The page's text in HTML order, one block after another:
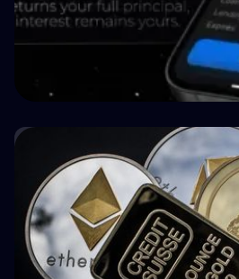
How BuyBack Protection
Lending (and What It